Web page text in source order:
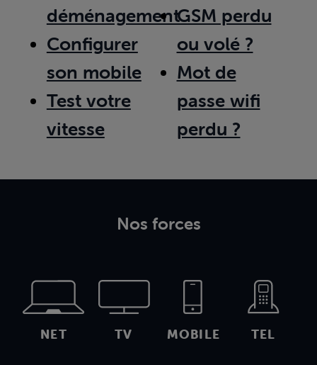
déménagement
Configurer
son mobile
Test votre
vitesse
GSM perdu
ou volé ?
Mot de
passe wifi
perdu ?
Nos forces
NET TV MOBILE TEL